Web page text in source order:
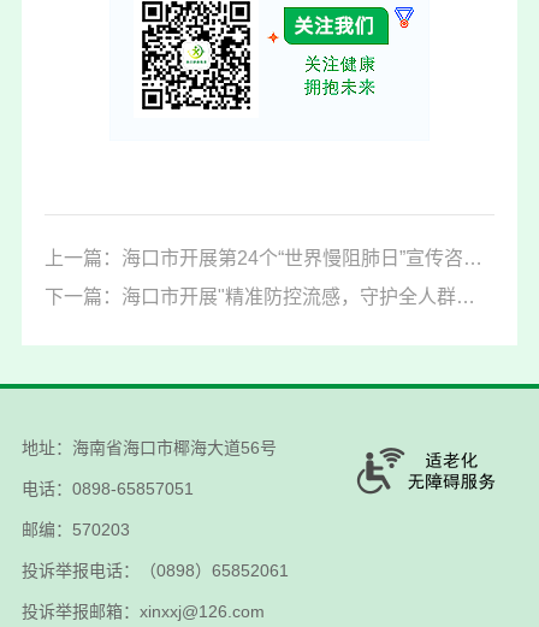
上一篇：海口市开展第24个“世界慢阻肺日”宣传咨询活动
下一篇：海口市开展"精准防控流感，守护全人群健康"主题宣传活动
地址：海南省海口市椰海大道56号
电话：0898-65857051
邮编：570203
投诉举报电话：（0898）65852061
投诉举报邮箱：xinxxj@126.com